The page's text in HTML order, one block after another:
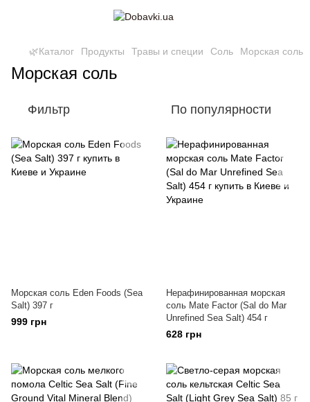
🌿Каталог Продукты Травы и специи Соль Морская соль
Морская соль
Фильтр По популярности
Морская соль Eden Foods (Sea
Salt) 397 г
999 грн
Нерафинированная морская
соль Mate Factor (Sal do Mar
Unrefined Sea Salt) 454 г
628 грн